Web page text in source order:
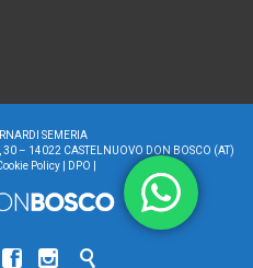
SEMERIA
– 14022 CASTELNUOVO DON BOSCO (AT)
Policy DPO
  